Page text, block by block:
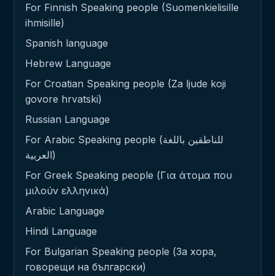
For Finnish Speaking people (Suomenkielisille
ihmisille)
Spanish language
Hebrew Language
For Croatian Speaking people (Za ljude koji
govore hrvatski)
Russian Language
For Arabic Speaking people (للناطقين باللغة
العربية)
For Greek Speaking people (Για άτομα που
μιλούν ελληνικά)
Arabic Language
Hindi Language
For Bulgarian Speaking people (За хора,
говорещи на български)